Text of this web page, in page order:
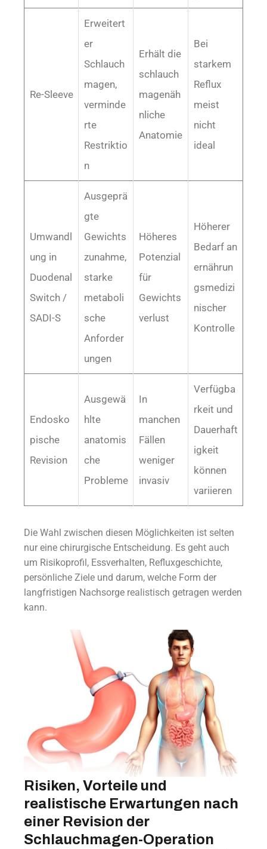
Re-Sleeve
Erweitert
er
Schlauch
magen,
verminde
rte
Restriktio
n
Erhält die
schlauch
magenäh
nliche
Anatomie
Bei
starkem
Reflux
meist
nicht
ideal
Umwandl
ung in
Duodenal
Switch /
SADI-S
Ausgeprä
gte
Gewichts
zunahme,
starke
metaboli
sche
Anforder
ungen
Höheres
Potenzial
für
Gewichts
verlust
Höherer
Bedarf an
ernährun
gsmedizi
nischer
Kontrolle
Endosko
pische
Revision
Ausgewä
hlte
anatomis
che
Probleme
In
manchen
Fällen
weniger
invasiv
Verfügba
rkeit und
Dauerhaft
igkeit
können
variieren
Die Wahl zwischen diesen Möglichkeiten ist selten
nur eine chirurgische Entscheidung. Es geht auch
um Risikoprofil, Essverhalten, Refluxgeschichte,
persönliche Ziele und darum, welche Form der
langfristigen Nachsorge realistisch getragen werden
kann.
Risiken, Vorteile und
realistische Erwartungen nach
einer Revision der
Schlauchmagen-Operation